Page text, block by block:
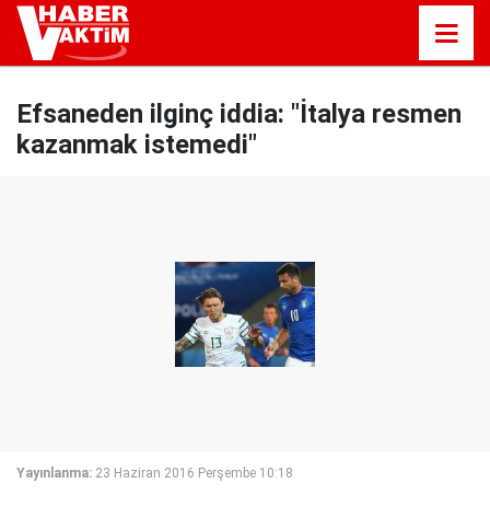
Efsaneden ilginç iddia: "İtalya resmen
kazanmak istemedi"
Yayınlanma: 23 Haziran 2016 Perşembe 10:18